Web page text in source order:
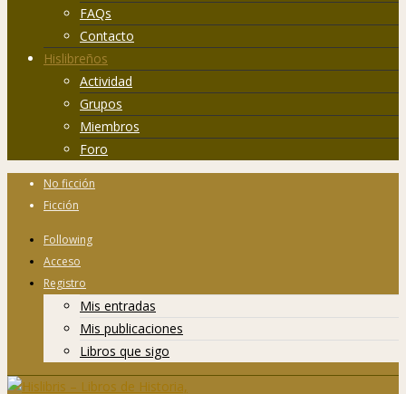
FAQs
Contacto
Hislibreños
Actividad
Grupos
Miembros
Foro
No ficción
Ficción
Following
Acceso
Registro
Mis entradas
Mis publicaciones
Libros que sigo